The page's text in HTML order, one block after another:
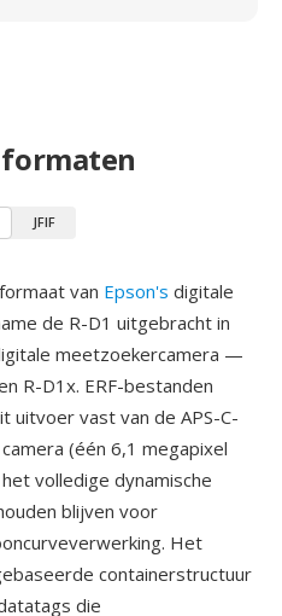
JFIF
van Epson's digitale
de R-D1 uitgebracht in
meetzoekercamera —
R-D1x. ERF-bestanden
uitvoer vast van de APS-C-
(één 6,1 megapixel
volledige dynamische
blijven voor
Het
containerstructuur
die